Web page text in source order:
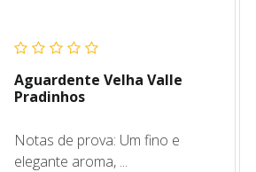
Aguardente Velha Valle
Pradinhos
Notas de prova: Um fino e
elegante aroma, ...